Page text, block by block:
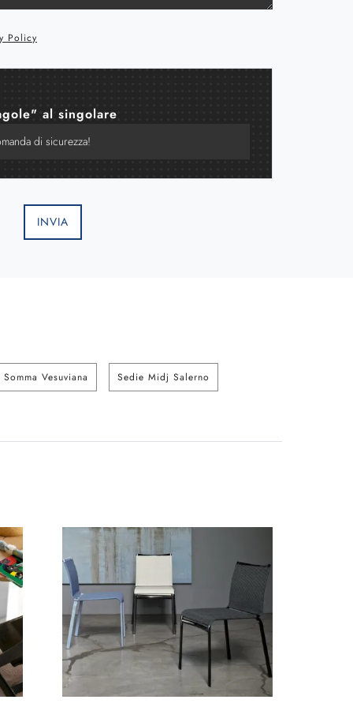
Policy
al singolare
INVIA
Vesuviana Sedie Midj Salerno